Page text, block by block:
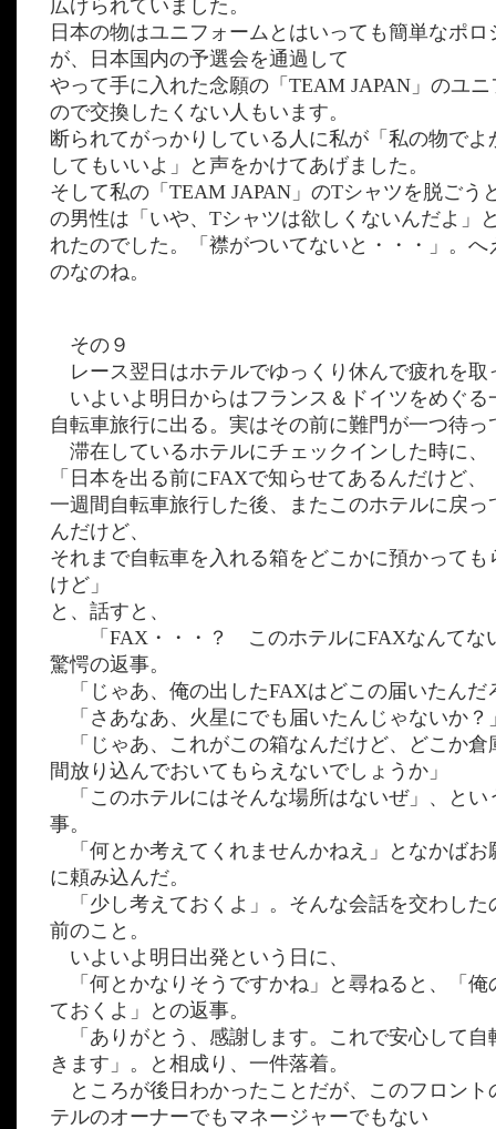
広げられていました。
日本の物はユニフォームとはいっても簡単なポロ
が、日本国内の予選会を通過して
やって手に入れた念願の「TEAM JAPAN」のユ
ので交換したくない人もいます。
断られてがっかりしている人に私が「私の物でよ
してもいいよ」と声をかけてあげました。
そして私の「TEAM JAPAN」のTシャツを脱ごう
の男性は「いや、Tシャツは欲しくないんだよ」
れたのでした。「襟がついてないと・・・」。へ
のなのね。
その９
レース翌日はホテルでゆっくり休んで疲れを取
いよいよ明日からはフランス＆ドイツをめぐる
自転車旅行に出る。実はその前に難門が一つ待っ
滞在しているホテルにチェックインした時に、
「日本を出る前にFAXで知らせてあるんだけど、
一週間自転車旅行した後、またこのホテルに戻っ
んだけど、
それまで自転車を入れる箱をどこかに預かっても
けど」
と、話すと、
「FAX・・・？ このホテルにFAXなんてな
驚愕の返事。
「じゃあ、俺の出したFAXはどこの届いたんだ
「さあなあ、火星にでも届いたんじゃないか？
「じゃあ、これがこの箱なんだけど、どこか倉
間放り込んでおいてもらえないでしょうか」
「このホテルにはそんな場所はないぜ」、とい
事。
「何とか考えてくれませんかねえ」となかばお
に頼み込んだ。
「少し考えておくよ」。そんな会話を交わした
前のこと。
いよいよ明日出発という日に、
「何とかなりそうですかね」と尋ねると、「俺
ておくよ」との返事。
「ありがとう、感謝します。これで安心して自
きます」。と相成り、一件落着。
ところが後日わかったことだが、このフロント
テルのオーナーでもマネージャーでもない